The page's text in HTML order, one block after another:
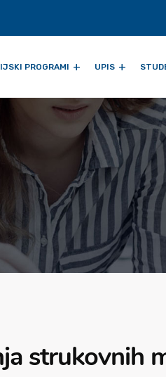
PROGRAMI UPIS
strukovnih